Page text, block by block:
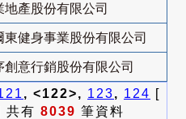
地產股份有限公司
東健身事業股份有限公司
創意行銷股份有限公司
, <122>, 123, 124 [
共有 8039 筆資料